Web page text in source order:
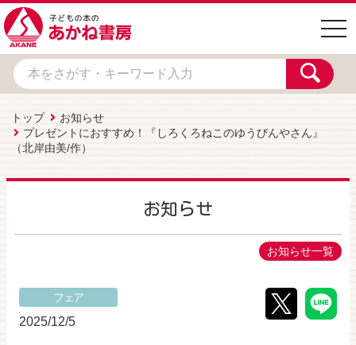
トップ
お知らせ
プレゼントにおすすめ！『しろくろねこのゆうびんやさん』
（北岸由美/作）
お知らせ
お知らせ一覧
フェア
2025/12/5